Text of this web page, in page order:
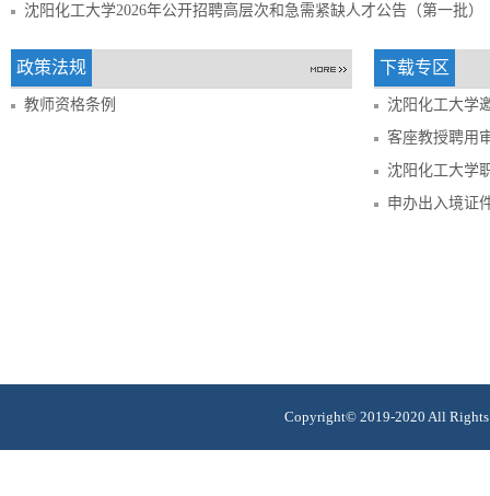
沈阳化工大学2026年公开招聘高层次和急需紧缺人才公告（第一批）
政策法规
教师资格条例
下载专区
沈阳化工大学
客座教授聘用
沈阳化工大学
申办出入境证
Copyright© 2019-2020 All